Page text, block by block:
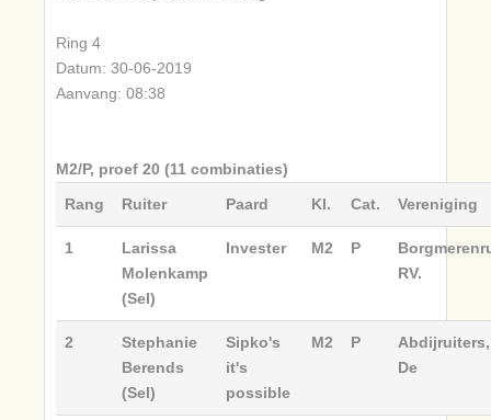
Ring 4
Datum: 30-06-2019
Aanvang: 08:38
M2/P, proef 20 (11 combinaties)
Rang
Ruiter Paard Kl. Cat. Vereniging
1
Larissa
Molenkamp
(Sel)
Invester M2 P
RV.
2
Stephanie
Berends
(Sel)
Sipko's
it's
possible
M2 P
Abdijruiters,
De